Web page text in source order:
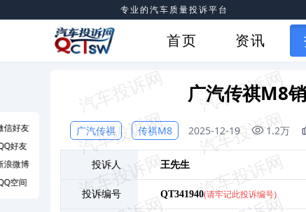
专业的汽车质量投诉平台
首页 资讯
广汽传祺M8
广汽传祺 传祺M8 2025-12-19 1.2万
投诉人 王先生
投诉编号 QT341940(请牢记此投诉编号)
信好友
好友
浪微博
空间